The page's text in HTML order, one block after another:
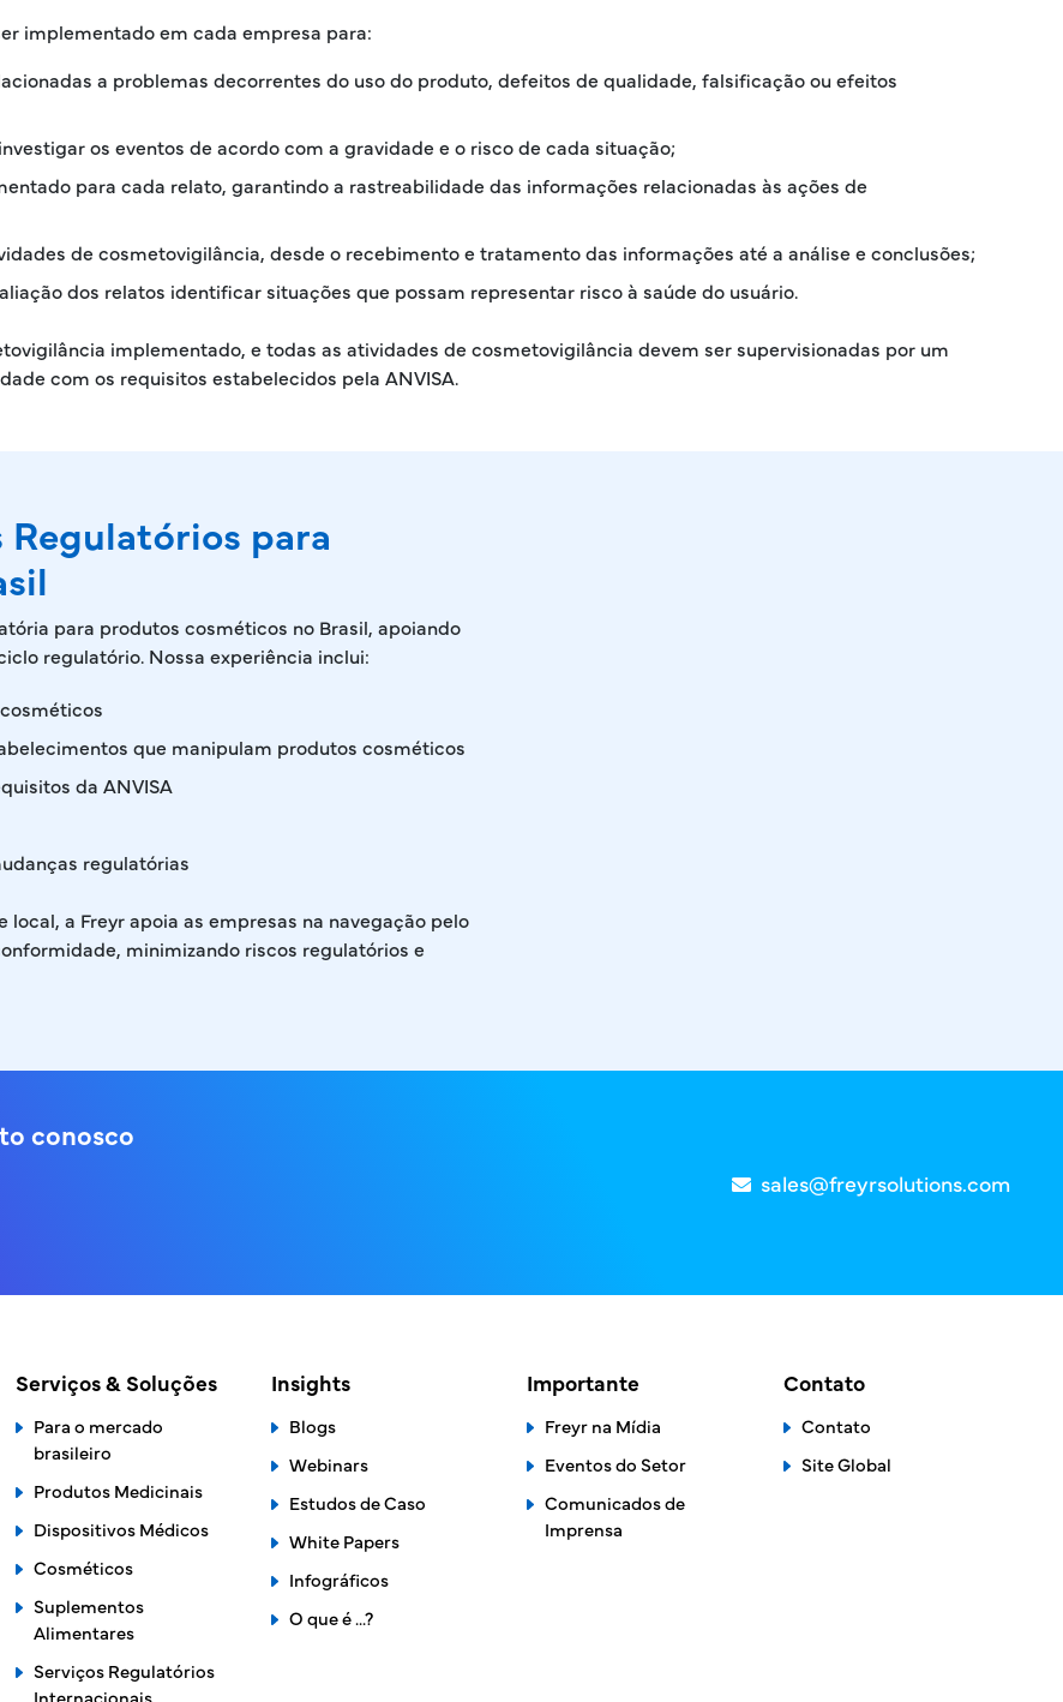
implementado em cada empresa para:
a problemas decorrentes do uso do produto, defeitos de qualidade, falsificação ou efeitos
os eventos de acordo com a gravidade e o risco de cada situação;
para cada relato, garantindo a rastreabilidade das informações relacionadas às ações de
de cosmetovigilância, desde o recebimento e tratamento das informações até a análise e conclusões;
dos relatos identificar situações que possam representar risco à saúde do usuário.
implementado, e todas as atividades de cosmetovigilância devem ser supervisionadas por um
com os requisitos estabelecidos pela ANVISA.
Regulatórios para
para produtos cosméticos no Brasil, apoiando
regulatório. Nossa experiência inclui:
que manipulam produtos cosméticos
da ANVISA
regulatórias
a Freyr apoia as empresas na navegação pelo
minimizando riscos regulatórios e
conosco
sales@freyrsolutions.com
Serviços & Soluções
Para o mercado
brasileiro
Produtos Medicinais
Dispositivos Médicos
Cosméticos
Suplementos
Alimentares
Serviços Regulatórios
Internacionais
Insights
Blogs
Webinars
Estudos de Caso
White Papers
Infográficos
O que é ...?
Importante
Freyr na Mídia
Eventos do Setor
Comunicados de
Imprensa
Contato
Contato
Site Global